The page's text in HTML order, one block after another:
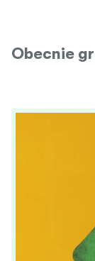
Obecnie